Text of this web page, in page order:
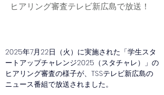
ヒアリング審査テレビ新広島で放送！
2025年7月22日（火）に実施された「学生スタ
ートアップチャレンジ2025（スタチャレ）」の
ヒアリング審査の様子が、TSSテレビ新広島の
ニュース番組で放送されました。